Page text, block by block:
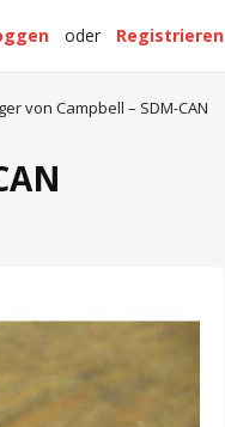
Registrieren
oder
von Campbell – SDM-CAN